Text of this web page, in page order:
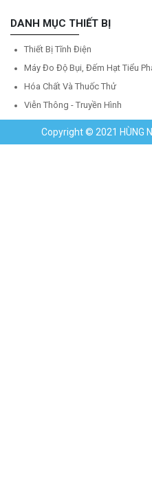
DANH MỤC THIẾT BỊ
Thiết Bị Tĩnh Điện
Máy Đo Độ Bụi, Đếm Hạt Tiểu
Hóa Chất Và Thuốc Thử
Viễn Thông - Truyền Hình
Copyright © 2021 HÙNG